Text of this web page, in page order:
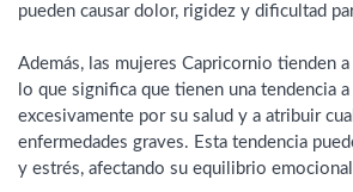
pueden causar dolor, rigidez y dificultad
Además, las mujeres Capricornio tienden
lo que significa que tienen una tendencia
excesivamente por su salud y a atribuir
enfermedades graves. Esta tendencia
y estrés, afectando su equilibrio